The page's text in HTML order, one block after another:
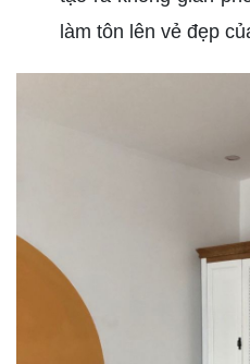
làm tôn lên vẻ đẹp